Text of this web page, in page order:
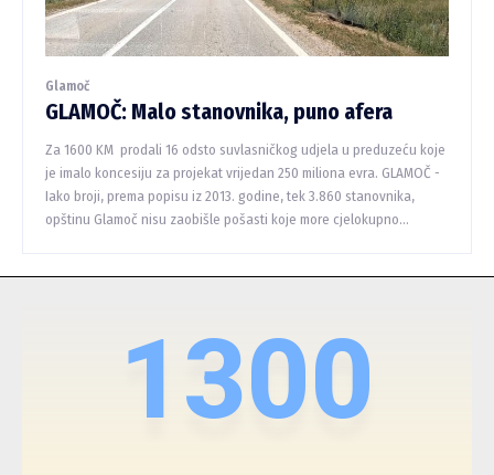
Glamoč
GLAMOČ: Malo stanovnika, puno afera
Za 1600 KM prodali 16 odsto suvlasničkog udjela u preduzeću koje
je imalo koncesiju za projekat vrijedan 250 miliona evra. GLAMOČ -
Iako broji, prema popisu iz 2013. godine, tek 3.860 stanovnika,
opštinu Glamoč nisu zaobišle pošasti koje more cjelokupno...
1300